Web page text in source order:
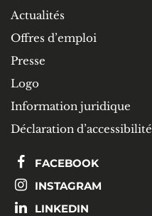
Actualités
Offres d’emploi
Presse
Logo
Information juridique
Déclaration d’accessibilité
FACEBOOK
INSTAGRAM
LINKEDIN